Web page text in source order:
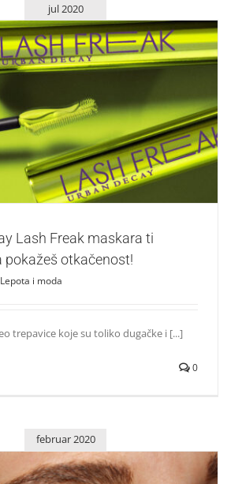
jul 2020
Lash Freak maskara ti pomaže da pokažeš
otkačenost!
Lepota i moda
Lash Freak maskara ti
pokažeš otkačenost!
Lepota i moda
trepavice koje su toliko dugačke i [...]
0
februar 2020